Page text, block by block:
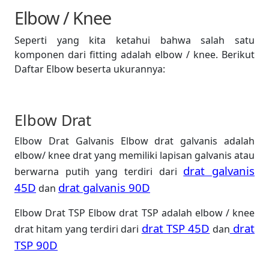
Elbow / Knee
Seperti yang kita ketahui bahwa salah satu
komponen dari fitting adalah elbow / knee. Berikut
Daftar Elbow beserta ukurannya:
Elbow Drat
Elbow Drat Galvanis Elbow drat galvanis adalah
elbow/ knee drat yang memiliki lapisan galvanis atau
berwarna putih yang terdiri dari drat galvanis
45D dan drat galvanis 90D
Elbow Drat TSP Elbow drat TSP adalah elbow / knee
drat hitam yang terdiri dari drat TSP 45D dan drat
TSP 90D